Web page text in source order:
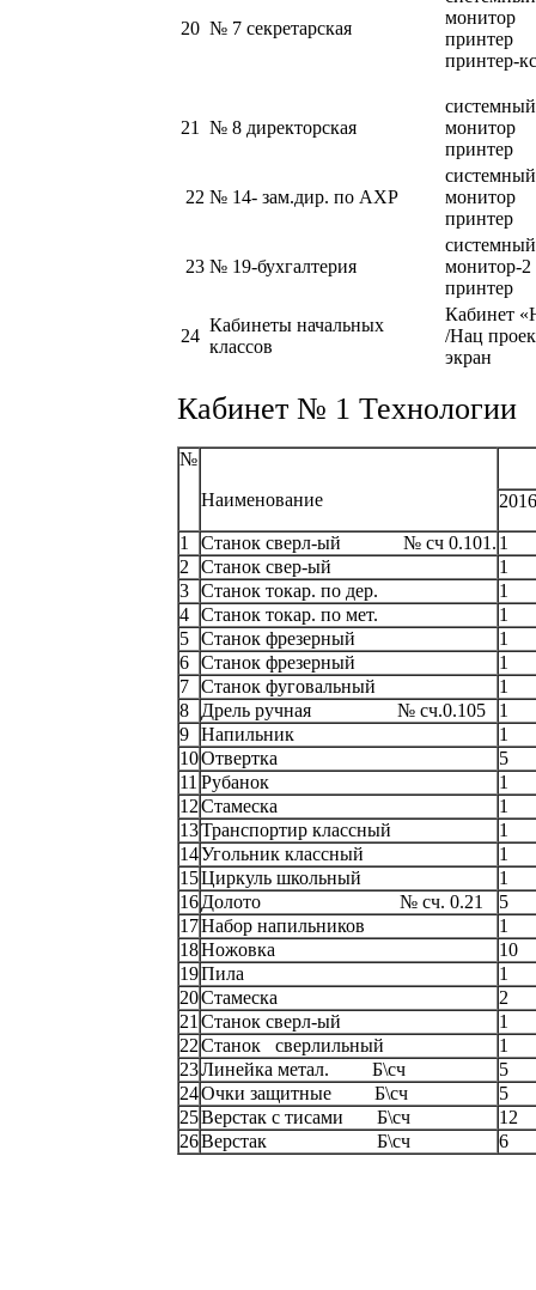
20 № 7 секретарская
монитор
принтер
принтер-
21 № 8 директорская
монитор
принтер
22 № 14- зам.дир. по АХР
монитор
принтер
23 № 19-бухгалтерия
монитор-2
принтер
24
Кабинеты начальных
классов
Кабинет
/Нац
экран
Кабинет № 1 Технологии
№
Наименование
1 Станок сверл-ый № сч 0.101. 1
2
Станок свер-ый
1
3 Станок токар. по дер.
1
4 Станок токар. по мет.
1
5 Станок фрезерный
1
6 Станок фрезерный
1
7 Станок фуговальный
1
8
Дрель ручная № сч.0.105
1
9 Напильник
1
10Отвертка
5
11 Рубанок
1
12Стамеска
1
13Транспортир классный
1
14Угольник классный
1
15Циркуль школьный
1
16Долото № сч. 0.21
5
17Набор напильников
1
18Ножовка
10
19Пила
1
20Стамеска
2
21 Станок сверл-ый
1
22Станок сверлильный
1
23Линейка метал. Б\сч
5
24Очки защитные Б\сч
5
25Верстак с тисами Б\сч
12
26Верстак Б\сч 6